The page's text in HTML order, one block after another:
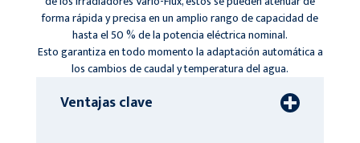
forma rápida y precisa en un amplio rango de capacidad de
hasta el 50 % de la potencia eléctrica nominal.
Esto garantiza en todo momento la adaptación automática a
los cambios de caudal y temperatura del agua.
Ventajas clave